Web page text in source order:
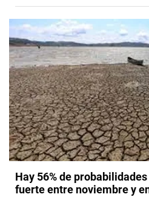
Hay 56% de
fuerte entre noviembre y